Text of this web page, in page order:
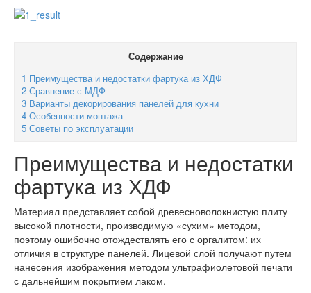
Содержание
1 Преимущества и недостатки фартука из ХДФ
2 Сравнение с МДФ
3 Варианты декорирования панелей для кухни
4 Особенности монтажа
5 Советы по эксплуатации
Преимущества и недостатки
фартука из ХДФ
Материал представляет собой древесноволокнистую плиту
высокой плотности, производимую «сухим» методом,
поэтому ошибочно отождествлять его с оргалитом: их
отличия в структуре панелей. Лицевой слой получают путем
нанесения изображения методом ультрафиолетовой печати
с дальнейшим покрытием лаком.